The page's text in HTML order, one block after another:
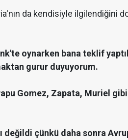
da kendisiyle ilgilendiğini
oynarken bana teklif
gurur duyuyorum.
Gomez, Zapata, Muriel
çünkü daha sonra